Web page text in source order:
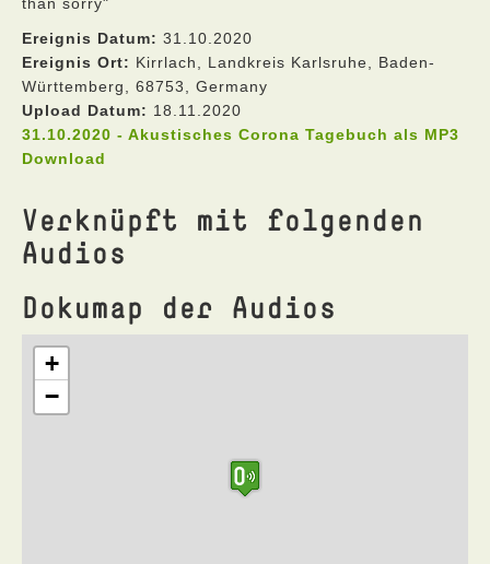
Ereignis Datum: 31.10.2020
Ereignis Ort: Kirrlach, Landkreis Karlsruhe, Baden-
Württemberg, 68753, Germany
Upload Datum: 18.11.2020
31.10.2020 - Akustisches Corona Tagebuch als MP3
Download
Verknüpft mit folgenden
Audios
Dokumap der Audios